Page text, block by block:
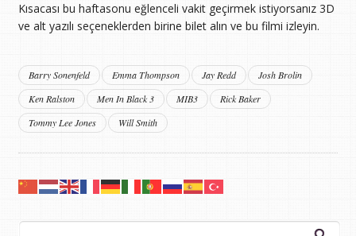
Kısacası bu haftasonu eğlenceli vakit geçirmek istiyorsanız 3D
ve alt yazılı seçeneklerden birine bilet alın ve bu filmi izleyin.
Barry Sonenfeld Emma Thompson Jay Redd
Josh Brolin
Ken Ralston
Men In Black 3 MIB3
Rick Baker
Tommy Lee Jones
Will Smith
Arama: